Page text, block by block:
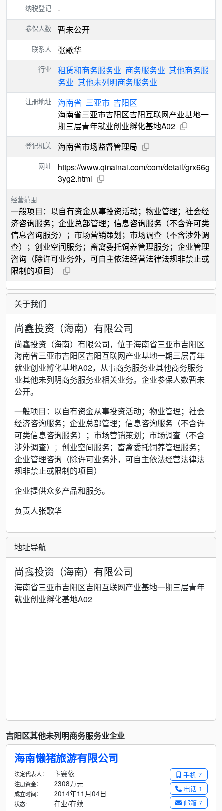
纳税登记 -
参保人数 暂未公开
联系人 张歌华
行业 租赁和商务服务业 商务服务业 其他商务服
务业 其他未列明商务服务业
注册地址 海南省 三亚市 吉阳区
海南省三亚市吉阳区吉阳互联网产业基地一
期三层青年就业创业孵化基地A02
登记机关 海南省市场监督管理局
网址
https://www.qinainai.com/com/detail/grx66g
3yg2.html
经营范围
一般项目：以自有资金从事投资活动；物业管理；社会经
济咨询服务；企业总部管理；信息咨询服务（不含许可类
信息咨询服务）；市场营销策划；市场调查（不含涉外调
查）；创业空间服务；畜禽委托饲养管理服务；企业管理
咨询（除许可业务外，可自主依法经营法律法规非禁止或
限制的项目）
关于我们
尚鑫投资（海南）有限公司
尚鑫投资（海南）有限公司，位于海南省三亚市吉阳区
海南省三亚市吉阳区吉阳互联网产业基地一期三层青年
就业创业孵化基地A02，从事商务服务业其他商务服务
业其他未列明商务服务业相关业务。企业参保人数暂未
公开。
一般项目：以自有资金从事投资活动；物业管理；社会
经济咨询服务；企业总部管理；信息咨询服务（不含许
可类信息咨询服务）；市场营销策划；市场调查（不含
涉外调查）；创业空间服务；畜禽委托饲养管理服务；
企业管理咨询（除许可业务外，可自主依法经营法律法
规非禁止或限制的项目）
企业提供众多产品和服务。
负责人张歌华
地址导航
尚鑫投资（海南）有限公司
海南省三亚市吉阳区吉阳互联网产业基地一期三层青年
就业创业孵化基地A02
吉阳区其他未列明商务服务业企业
海南懒猪旅游有限公司
手机 7
电话 1
邮箱 7
法定代表人： 卞赛依
注册资金： 2308万元
成立时间： 2014年11月04日
状态: 在业/存续